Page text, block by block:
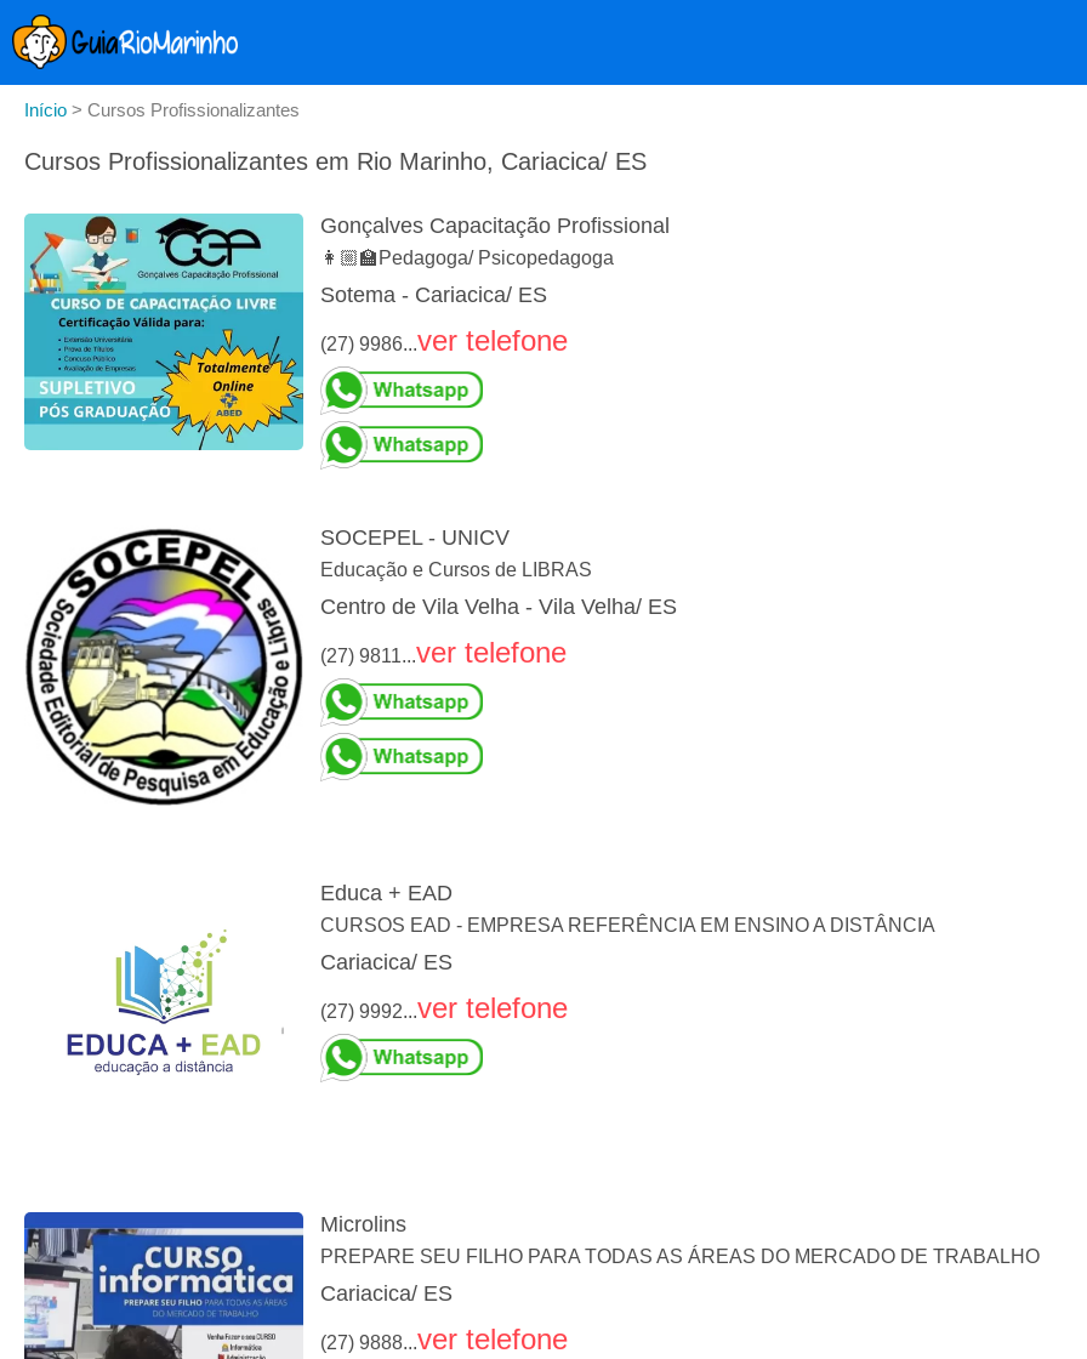
Início > Cursos Profissionalizantes
Cursos Profissionalizantes em Rio Marinho, Cariacica/ ES
Gonçalves Capacitação Profissional
👩🏼‍🏫Pedagoga/ Psicopedagoga
Sotema - Cariacica/ ES
(27) 9986...ver telefone
SOCEPEL - UNICV
Educação e Cursos de LIBRAS
Centro de Vila Velha - Vila Velha/ ES
(27) 9811...ver telefone
Educa + EAD
CURSOS EAD - EMPRESA REFERÊNCIA EM ENSINO A DISTÂNCIA
Cariacica/ ES
(27) 9992...ver telefone
Microlins
PREPARE SEU FILHO PARA TODAS AS ÁREAS DO MERCADO DE TRABALHO
Cariacica/ ES
(27) 9888...ver telefone